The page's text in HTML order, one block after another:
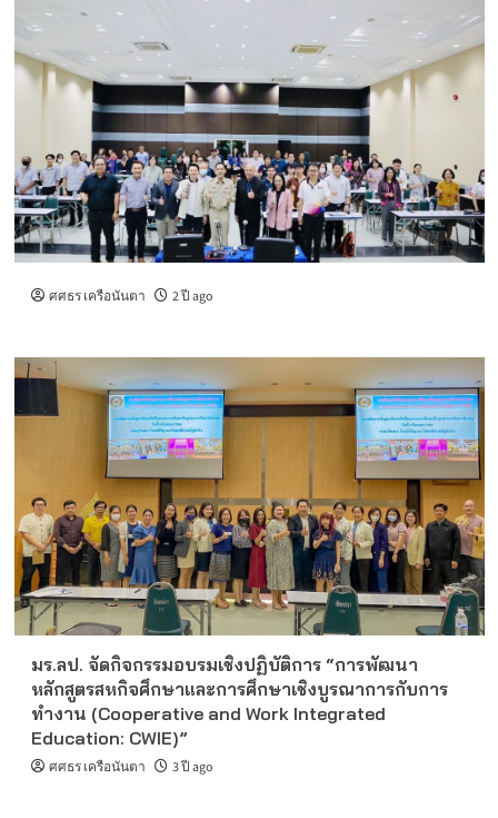
ศศธร เครือนันตา 2 ปี ago
มร.ลป. จัดกิจกรรมอบรมเชิงปฏิบัติการ “การพัฒนา
หลักสูตรสหกิจศึกษาและการศึกษาเชิงบูรณาการกับการ
ทำงาน (Cooperative and Work Integrated
Education: CWIE)”
ศศธร เครือนันตา 3 ปี ago